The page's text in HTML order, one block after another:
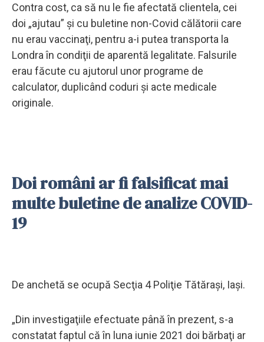
Contra cost, ca să nu le fie afectată clientela, cei
doi „ajutau” şi cu buletine non-Covid călătorii care
nu erau vaccinaţi, pentru a-i putea transporta la
Londra în condiţii de aparentă legalitate. Falsurile
erau făcute cu ajutorul unor programe de
calculator, duplicând coduri şi acte medicale
originale.
Doi români ar fi falsificat mai
multe buletine de analize COVID-
19
De anchetă se ocupă Secţia 4 Poliţie Tătăraşi, Iaşi.
„Din investigaţiile efectuate până în prezent, s-a
constatat faptul că în luna iunie 2021 doi bărbaţi ar